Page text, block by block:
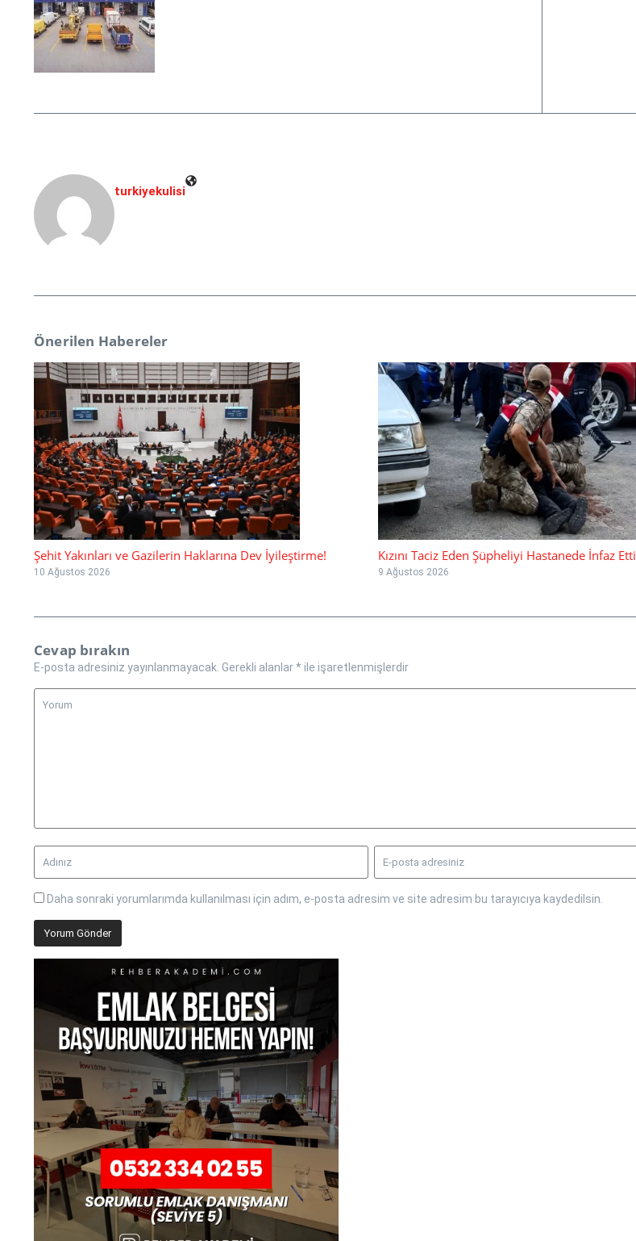
turkiyekulisi
Önerilen Habereler
Şehit Yakınları ve Gazilerin Haklarına Dev İyileştirme!
10 Ağustos 2026
Kızını Taciz Eden Şüpheliyi Hastanede İnfaz Etti
9 Ağustos 2026
Cevap bırakın
E-posta adresiniz yayınlanmayacak. Gerekli alanlar*ile işaretlenmişlerdir
Daha sonraki yorumlarımda kullanılması için adım, e-posta adresim ve site adresim bu tarayıcıya kaydedilsin.